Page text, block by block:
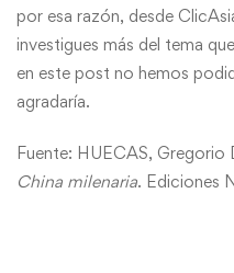
por esa razón, desde
investigues más del tema
en este post no hemos
agradaría.
Fuente: HUECAS, Gregorio
China milenaria. Ediciones